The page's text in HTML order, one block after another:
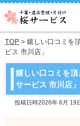
TOP > 嬉しい口コミを
ビス 市川店」
嬉しい口コミを
サービス 市川店」
投稿日時2026年 6月 19